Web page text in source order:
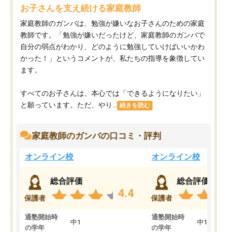
お子さんを支え続ける家庭教師
家庭教師のガンバは、勉強が嫌いなお子さんのための家庭
教師です。「勉強が嫌いだったけど、家庭教師のガンバで
自分の弱点がわかり、どのように勉強していけばいいかわ
かった！」というコメントが、私たちの指導を象徴してい
ます。
すべてのお子さんは、本心では「できるようになりたい」
と願っています。ただ、やり...
続きを読む
家庭教師のガンバの口コミ・評判
オンライン校
保護者
総合評価
4.4
通塾開始時
の学年
中1
オンライン校
保護者
総合評価
通塾開始時
の学年
中1